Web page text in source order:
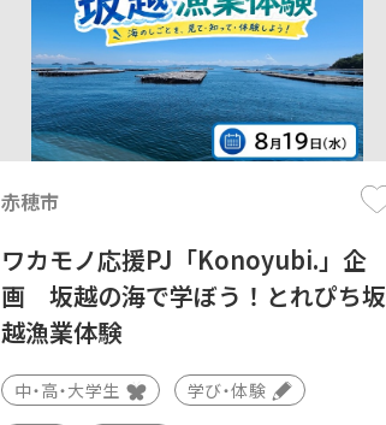
赤穂市
ワカモノ応援PJ「Konoyubi.」企
画 坂越の海で学ぼう！とれぴち坂
越漁業体験
中・高・大学生 学び・体験